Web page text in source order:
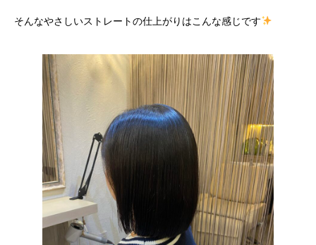
そんなやさしいストレートの仕上がりはこんな感じです